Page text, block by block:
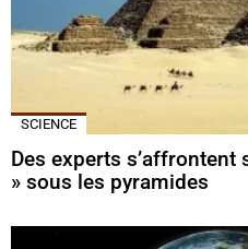
SCIENCE
Des experts
» sous les pyramides